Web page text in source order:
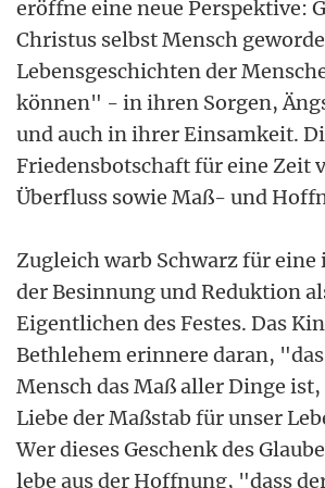
eröffne eine neue Perspektive:
Christus selbst Mensch
Lebensgeschichten der
können" - in ihren Sorgen,
und auch in ihrer Einsamkeit.
Friedensbotschaft für eine Zeit
Überfluss sowie Maß- und
Zugleich warb Schwarz für
der Besinnung und Reduktion
Eigentlichen des Festes. Das
Bethlehem erinnere daran,
Mensch das Maß aller Dinge
Liebe der Maßstab für unser
Wer dieses Geschenk des
lebe aus der Hoffnung, "dass